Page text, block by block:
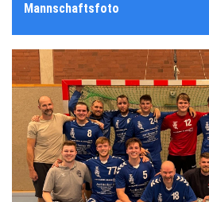
Rinteln Sport
Mannschaftsfoto